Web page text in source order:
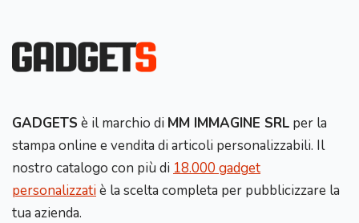
GADGETS è il marchio di MM IMMAGINE SRL per la
stampa online e vendita di articoli personalizzabili. Il
nostro catalogo con più di 18.000 gadget
personalizzatiè la scelta completa per pubblicizzare la
tua azienda.